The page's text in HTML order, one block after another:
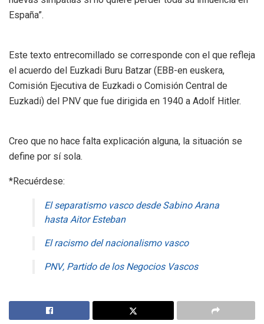
España”.
Este texto entrecomillado se corresponde con el que refleja
el acuerdo del Euzkadi Buru Batzar (EBB-en euskera,
Comisión Ejecutiva de Euzkadi o Comisión Central de
Euzkadi) del PNV que fue dirigida en 1940 a Adolf Hitler.
Creo que no hace falta explicación alguna, la situación se
define por sí sola.
*Recuérdese:
El separatismo vasco desde Sabino Arana
hasta Aitor Esteban
El racismo del nacionalismo vasco
PNV, Partido de los Negocios Vascos